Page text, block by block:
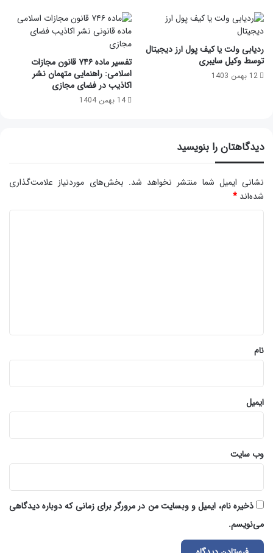
ردیابی ولت یا کیف پول ارز دیجیتال
توسط وکیل سایبری
12 بهمن 1403
تفسیر ماده ۷۴۶ قانون مجازات
اسلامی: راهنمایی متهمان نشر
اکاذیب در فضای مجازی
14 بهمن 1404
دیدگاهتان را بنویسید
نشانی ایمیل شما منتشر نخواهد شد. بخش‌های موردنیاز علامت‌گذاری
شده‌اند *
نام
ایمیل
وب‌ سایت
ذخیره نام، ایمیل و وبسایت من در مرورگر برای زمانی که دوباره دیدگاهی
می‌نویسم.